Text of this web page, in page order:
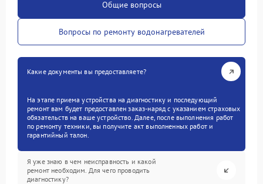
Общие вопросы
Вопросы по ремонту водонагревателей
Какие документы вы предоставляете?
На этапе приема устройства на диагностику и последующий
ремонт вам будет предоставлен заказ-наряд с указанием страховых
обязательств на ваше устройство. Далее, после выполнения работ
по ремонту техники, вы получите акт выполненных работ и
гарантийный талон.
Я уже знаю в чем неисправность и какой
ремонт необходим. Для чего проводить
диагностику?